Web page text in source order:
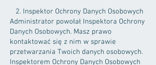
2. Inspektor Ochrony Danych Osobowych
Administrator powołał Inspektora Ochrony
Danych Osobowych. Masz prawo
kontaktować się z nim w sprawie
przetwarzania Twoich danych osobowych.
Inspektorem Ochrony Danych Osobowych